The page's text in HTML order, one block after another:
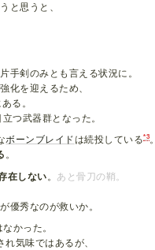
と思うと、
手剣のみとも言える状況に。
化を迎えるため、
る。
つ武器群となった。
ボーンブレイドは続投している*3。
。
在しない 。 あと骨刀の鞘。
優秀なのが救いか。
かった。
気味ではあるが、